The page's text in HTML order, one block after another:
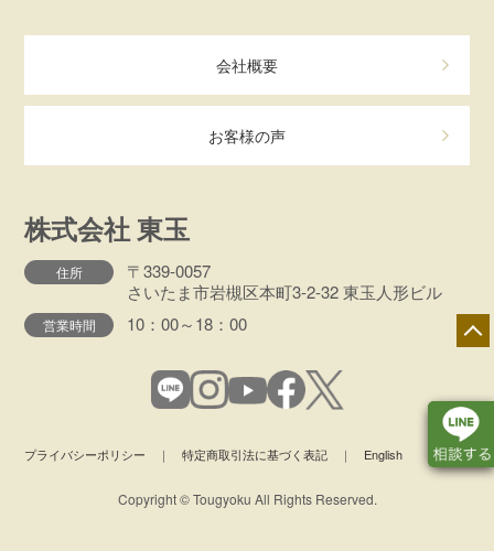
会社概要
お客様の声
株式会社 東玉
住所
〒339-0057
さいたま市岩槻区本町3-2-32 東玉人形ビル
営業時間 10：00～18：00
プライバシーポリシー ｜特定商取引法に基づく表記 ｜ English
Copyright © Tougyoku All Rights Reserved.